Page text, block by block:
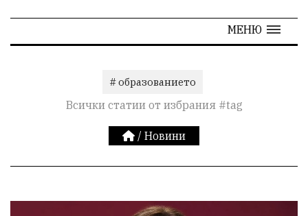
МЕНЮ
# образованието
Всички статии от избрания #tag
/ Новини